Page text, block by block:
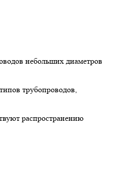
небольших диаметров
трубопроводов,
распространению